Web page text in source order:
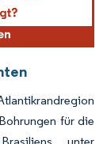
für die